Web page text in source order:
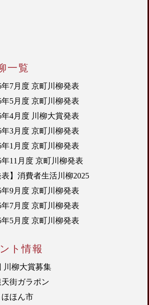
ト情報
川柳大賞募集
街ガラポン
ほん市
一覧
年7月度 京町川柳発表
年5月度 京町川柳発表
年4月度 川柳大賞発表
年3月度 京町川柳発表
年1月度 京町川柳発表
年11月度 京町川柳発表
表】消費者生活川柳2025
年9月度 京町川柳発表
年7月度 京町川柳発表
年5月度 京町川柳発表